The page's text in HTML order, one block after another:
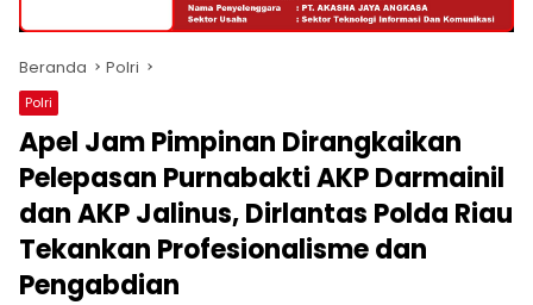
Beranda Polri
Polri
Apel Jam Pimpinan Dirangkaikan
Pelepasan Purnabakti AKP Darmainil
dan AKP Jalinus, Dirlantas Polda Riau
Tekankan Profesionalisme dan
Pengabdian